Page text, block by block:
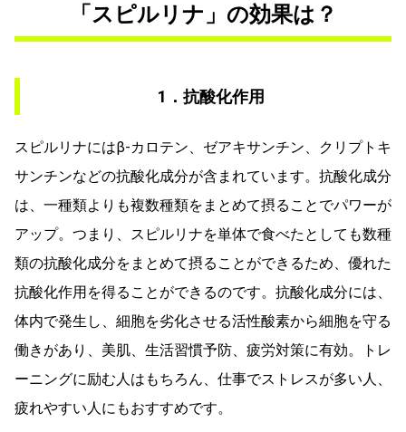
「スピルリナ」の効果は？
1．抗酸化作用
スピルリナにはβ-カロテン、ゼアキサンチン、クリプトキ
サンチンなどの抗酸化成分が含まれています。抗酸化成分
は、一種類よりも複数種類をまとめて摂ることでパワーが
アップ。つまり、スピルリナを単体で食べたとしても数種
類の抗酸化成分をまとめて摂ることができるため、優れた
抗酸化作用を得ることができるのです。抗酸化成分には、
体内で発生し、細胞を劣化させる活性酸素から細胞を守る
働きがあり、美肌、生活習慣予防、疲労対策に有効。トレ
ーニングに励む人はもちろん、仕事でストレスが多い人、
疲れやすい人にもおすすめです。